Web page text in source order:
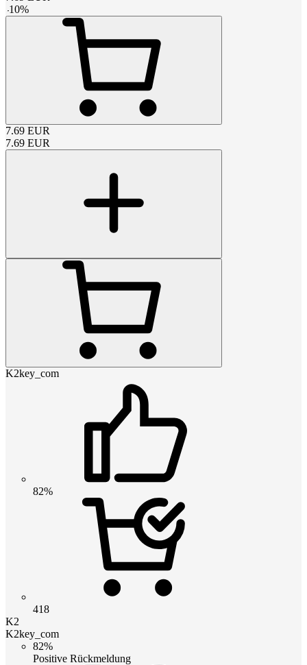
-10%
7.69 EUR
7.69 EUR
K2key_com
82%
418
K2
K2key_com
82%
Positive Rückmeldung